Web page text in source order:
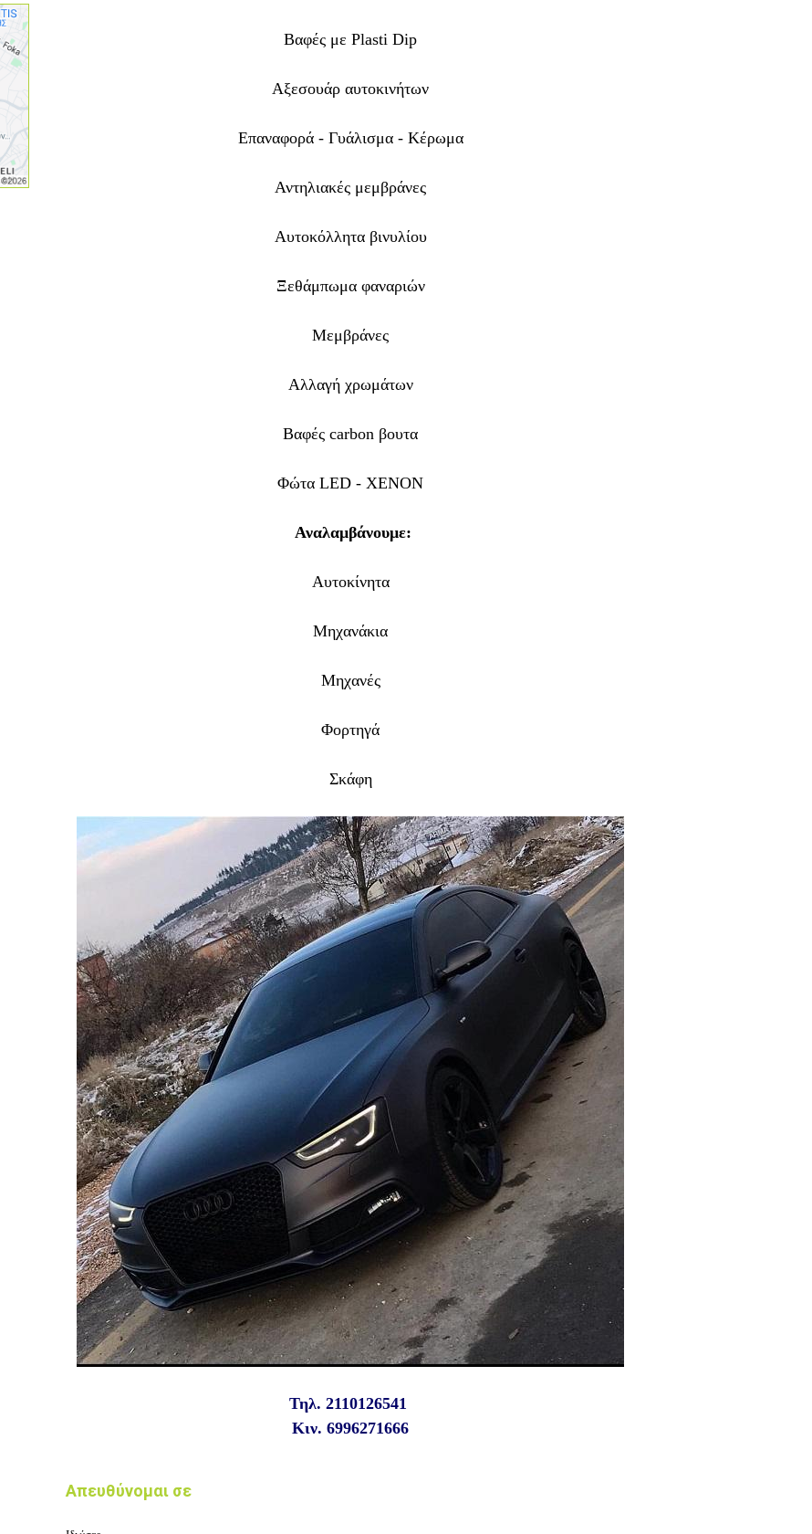
Βαφές με Plasti Dip
Αξεσουάρ αυτοκινήτων
Επαναφορά - Γυάλισμα - Κέρωμα
Αντηλιακές μεμβράνες
Αυτοκόλλητα βινυλίου
Ξεθάμπωμα φαναριών
Μεμβράνες
Αλλαγή χρωμάτων
Βαφές carbon βουτα
Φώτα LED - XENON
Αναλαμβάνουμε:
Αυτοκίνητα
Μηχανάκια
Μηχανές
Φορτηγά
Σκάφη
Τηλ. 2110126541
Κιν. 6996271666
Απευθύνομαι σε